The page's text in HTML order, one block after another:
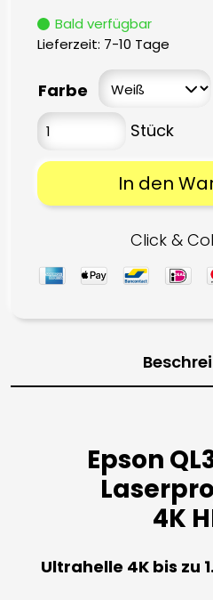
Bald verfügbar
Lieferzeit: 7-10 Tage
Farbe
In den
Click &
Epson
4K
Ultrahelle 4K bis zu